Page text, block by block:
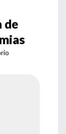
de